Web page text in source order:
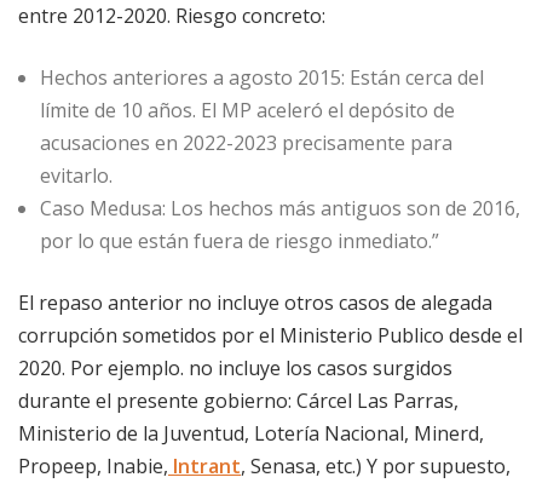
entre 2012-2020. Riesgo concreto:
Hechos anteriores a agosto 2015: Están cerca del
límite de 10 años. El MP aceleró el depósito de
acusaciones en 2022-2023 precisamente para
evitarlo.
Caso Medusa: Los hechos más antiguos son de 2016,
por lo que están fuera de riesgo inmediato.”
El repaso anterior no incluye otros casos de alegada
corrupción sometidos por el Ministerio Publico desde el
2020. Por ejemplo. no incluye los casos surgidos
durante el presente gobierno: Cárcel Las Parras,
Ministerio de la Juventud, Lotería Nacional, Minerd,
Propeep, Inabie, Intrant, Senasa, etc.) Y por supuesto,